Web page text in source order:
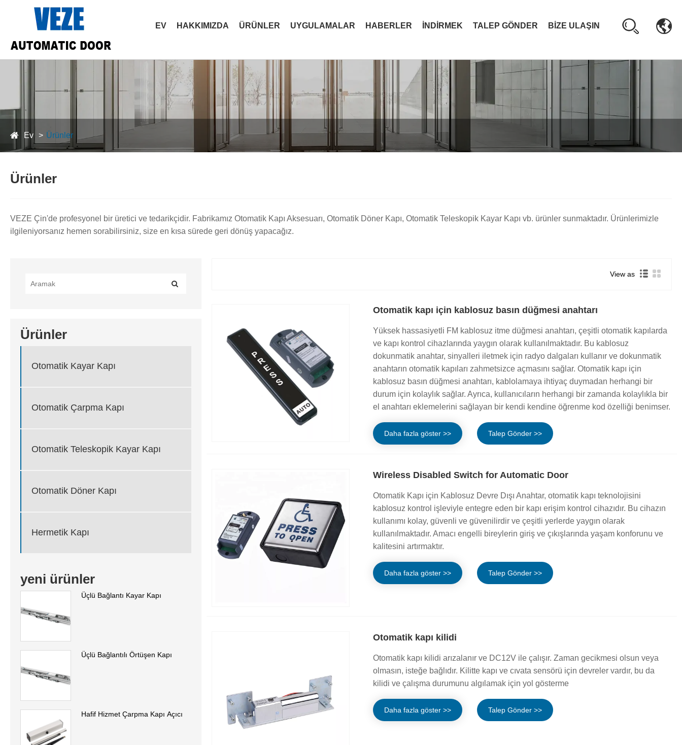
EV HAKKIMIZDA ÜRÜNLER UYGULAMALAR HABERLER İNDIRMEK TALEP GÖNDER BIZE ULAŞIN
Ev Ürünler
Ürünler
VEZE Çin'de profesyonel bir üretici ve tedarikçidir. Fabrikamız Otomatik Kapı Aksesuarı, Otomatik Döner Kapı, Otomatik Teleskopik Kayar Kapı vb. ürünler sunmaktadır. Ürünlerimizle
ilgileniyorsanız hemen sorabilirsiniz, size en kısa sürede geri dönüş yapacağız.
Ürünler
Otomatik Kayar Kapı
Otomatik Çarpma Kapı
Otomatik Teleskopik Kayar Kapı
Otomatik Döner Kapı
Hermetik Kapı
yeni ürünler
Üçlü Bağlantı Kayar Kapı
Üçlü Bağlantılı Örtüşen Kapı
Hafif Hizmet Çarpma Kapı Açıcı
View as
Otomatik kapı için kablosuz basın düğmesi anahtarı
Yüksek hassasiyetli FM kablosuz itme düğmesi anahtarı, çeşitli otomatik kapılarda
ve kapı kontrol cihazlarında yaygın olarak kullanılmaktadır. Bu kablosuz
dokunmatik anahtar, sinyalleri iletmek için radyo dalgaları kullanır ve dokunmatik
anahtarın otomatik kapıları zahmetsizce açmasını sağlar. Otomatik kapı için
kablosuz basın düğmesi anahtarı, kablolamaya ihtiyaç duymadan herhangi bir
durum için kolaylık sağlar. Ayrıca, kullanıcıların herhangi bir zamanda kolaylıkla bir
el anahtarı eklemelerini sağlayan bir kendi kendine öğrenme kod özelliği benimser.
Daha fazla göster >> Talep Gönder >>
Wireless Disabled Switch for Automatic Door
Otomatik Kapı için Kablosuz Devre Dışı Anahtar, otomatik kapı teknolojisini
kablosuz kontrol işleviyle entegre eden bir kapı erişim kontrol cihazıdır. Bu cihazın
kullanımı kolay, güvenli ve güvenilirdir ve çeşitli yerlerde yaygın olarak
kullanılmaktadır. Amacı engelli bireylerin giriş ve çıkışlarında yaşam konforunu ve
kalitesini artırmaktır.
Daha fazla göster >> Talep Gönder >>
Otomatik kapı kilidi
Otomatik kapı kilidi arızalanır ve DC12V ile çalışır. Zaman gecikmesi olsun veya
olmasın, isteğe bağlıdır. Kilitte kapı ve cıvata sensörü için devreler vardır, bu da
kilidi ve çalışma durumunu algılamak için yol gösterme
Daha fazla göster >> Talep Gönder >>